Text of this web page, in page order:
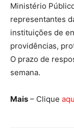
Ministério
representantes
instituições de
providências,
O prazo de
semana.
Mais – Clique